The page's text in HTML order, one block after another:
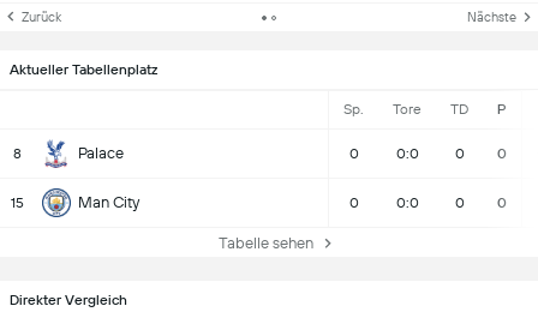
Zurück Nächste
Aktueller Tabellenplatz
Sp. Tore TD P
8 Palace 0 0:0 0 0
15 Man City 0 0:0 0 0
Tabelle sehen
Direkter Vergleich